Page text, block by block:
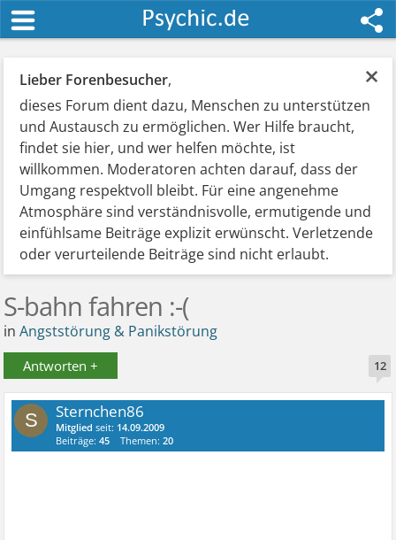
×
Lieber Forenbesucher,
dieses Forum dient dazu, Menschen zu unterstützen
und Austausch zu ermöglichen. Wer Hilfe braucht,
findet sie hier, und wer helfen möchte, ist
willkommen. Moderatoren achten darauf, dass der
Umgang respektvoll bleibt. Für eine angenehme
Atmosphäre sind verständnisvolle, ermutigende und
einfühlsame Beiträge explizit erwünscht. Verletzende
oder verurteilende Beiträge sind nicht erlaubt.
S-bahn fahren :-(
inAngststörung & Panikstörung
Antworten + 12
S Sternchen86
Mitglied seit: 14.09.2009
Beiträge:45 Themen:20